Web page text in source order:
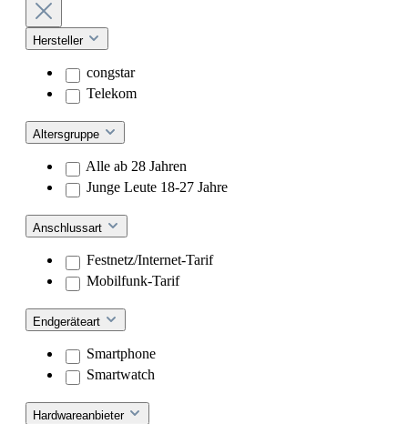
Hersteller
congstar
Telekom
Altersgruppe
Alle ab 28 Jahren
Junge Leute 18-27 Jahre
Anschlussart
Festnetz/Internet-Tarif
Mobilfunk-Tarif
Endgeräteart
Smartphone
Smartwatch
Hardwareanbieter